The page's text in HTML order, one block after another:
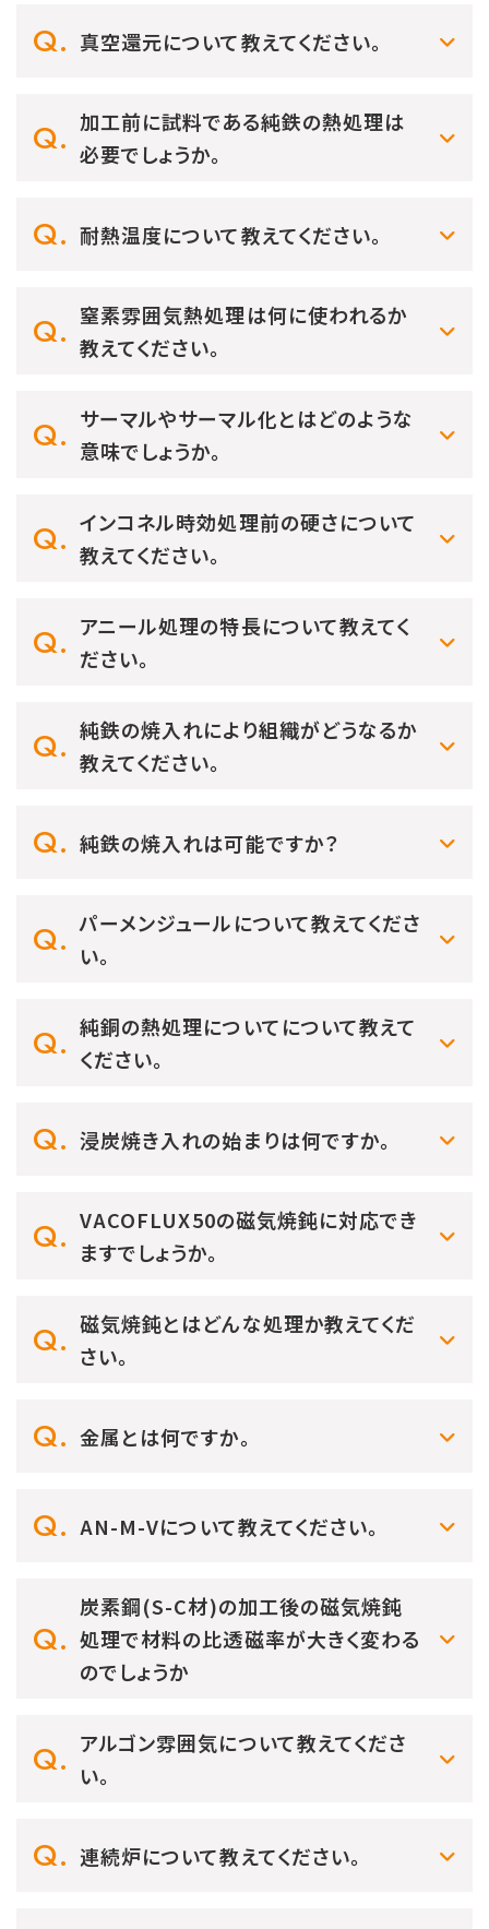
真空還元について教えてください。
加工前に試料である純鉄の熱処理は
必要でしょうか。
耐熱温度について教えてください。
窒素雰囲気熱処理は何に使われるか
教えてください。
サーマルやサーマル化とはどのような
意味でしょうか。
インコネル時効処理前の硬さについて
教えてください。
アニール処理の特長について教えてく
ださい。
純鉄の焼入れにより組織がどうなるか
教えてください。
純鉄の焼入れは可能ですか？
パーメンジュールについて教えてくださ
い。
純銅の熱処理についてについて教えて
ください。
浸炭焼き入れの始まりは何ですか。
VACOFLUX50の磁気焼鈍に対応でき
ますでしょうか。
磁気焼鈍とはどんな処理か教えてくだ
さい。
金属とは何ですか。
AN-M-Vについて教えてください。
炭素鋼(S-C材)の加工後の磁気焼鈍
処理で材料の比透磁率が大きく変わる
のでしょうか
アルゴン雰囲気について教えてくださ
い。
連続炉について教えてください。